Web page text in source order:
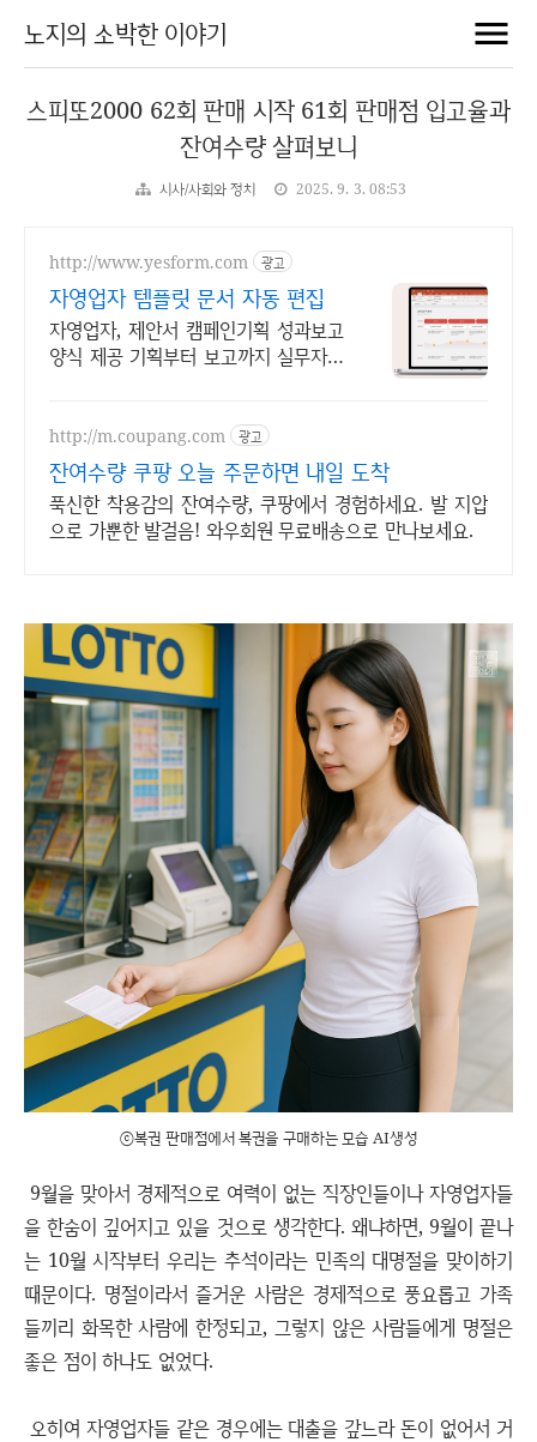
노지의 소박한 이야기
스피또2000 62회 판매 시작 61회 판매점 입고율과
잔여수량 살펴보니
시사/사회와 정치 2025. 9. 3. 08:53
http://www.yesform.com 광고
자영업자 템플릿 문서 자동 편집
자영업자, 제안서 캠페인기획 성과보고
양식 제공 기획부터 보고까지 실무자가
http://m.coupang.com 광고
잔여수량 쿠팡 오늘 주문하면 내일 도착
푹신한 착용감의 잔여수량, 쿠팡에서 경험하세요. 발 지압
으로 가뿐한 발걸음! 와우회원 무료배송으로 만나보세요.
ⓒ복권 판매점에서 복권을 구매하는 모습 AI생성
9월을 맞아서 경제적으로 여력이 없는 직장인들이나 자영업자들
을 한숨이 깊어지고 있을 것으로 생각한다. 왜냐하면, 9월이 끝나
는 10월 시작부터 우리는 추석이라는 민족의 대명절을 맞이하기
때문이다. 명절이라서 즐거운 사람은 경제적으로 풍요롭고 가족
들끼리 화목한 사람에 한정되고, 그렇지 않은 사람들에게 명절은
좋은 점이 하나도 없었다.
오히여 자영업자들 같은 경우에는 대출을 갚느라 돈이 없어서 거